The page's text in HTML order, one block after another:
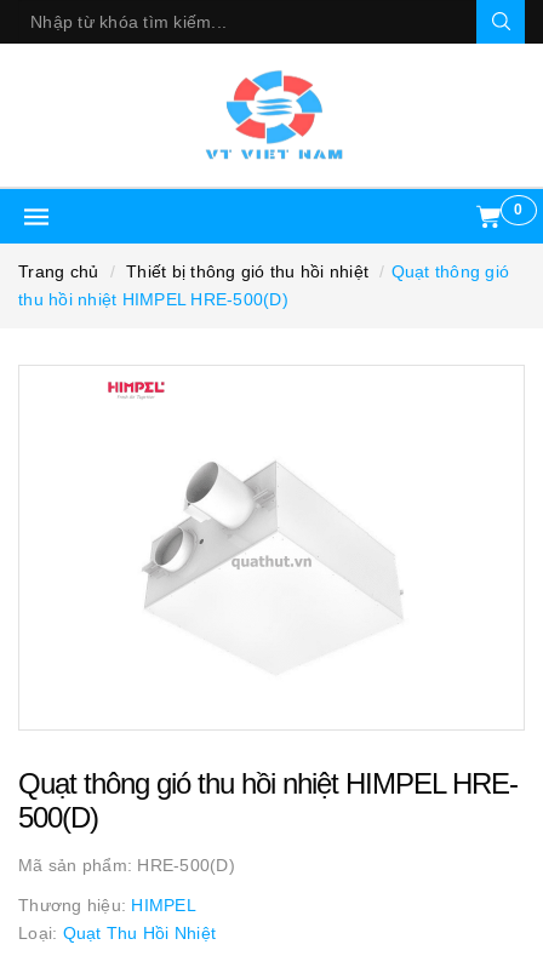
0
Trang chủ Thiết bị thông gió thu hồi nhiệt
Quạt thông gió
thu hồi nhiệt HIMPEL HRE-500(D)
Quạt thông gió thu hồi nhiệt HIMPEL HRE-
500(D)
Mã sản phẩm: HRE-500(D)
Thương hiệu: HIMPEL
Loại: Quạt Thu Hồi Nhiệt